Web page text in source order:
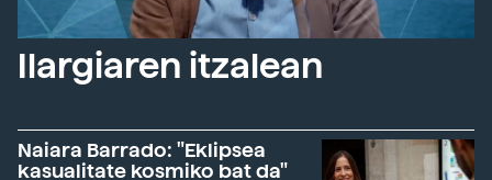
Ilargiaren itzalean
Naiara Barrado: "Eklipsea
kasualitate kosmiko bat da"